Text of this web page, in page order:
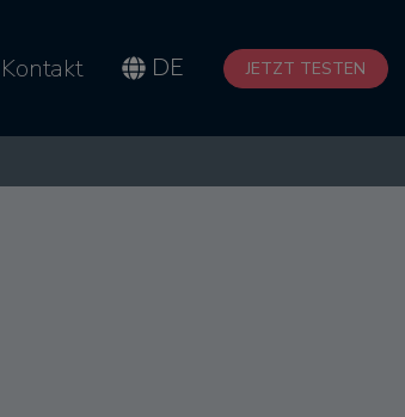
Kontakt DE JETZT TESTEN